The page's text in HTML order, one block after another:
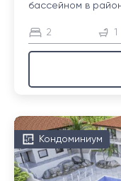
бассейном в
2 1
Кондоминиум